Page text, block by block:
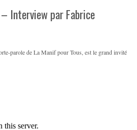
Interview par Fabrice
parole de La Manif pour Tous, est le grand invité